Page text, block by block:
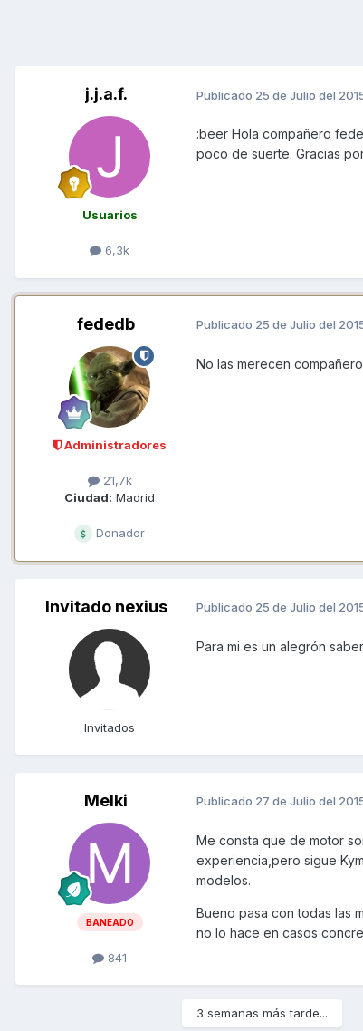
j.j.a.f.
Usuarios
6,3k
Publicado 25 de Julio del
:beer Hola compañero
poco de suerte. Gracias
fededb
Administradores
21,7k
Ciudad: Madrid
Donador
Publicado 25 de Julio del
No las merecen compañero
Invitado nexius
Invitados
Publicado 25 de Julio del
Para mi es un alegrón
Melki
BANEADO
841
Publicado 27 de Julio del
Me consta que de motor
experiencia,pero sigue
modelos.
Bueno pasa con todas las
no lo hace en casos
3 semanas más tarde...